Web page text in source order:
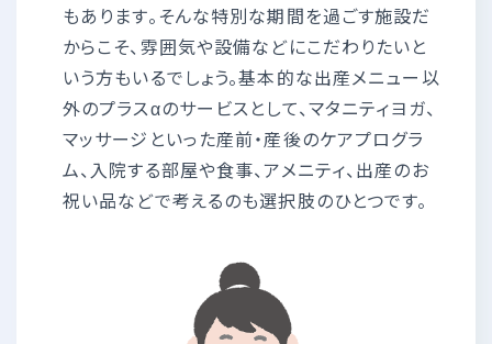
もあります。そんな特別な期間を過ごす施設だ
からこそ、雰囲気や設備などにこだわりたいと
いう方もいるでしょう。基本的な出産メニュー以
外のプラスαのサービスとして、マタニティヨガ、
マッサージといった産前・産後のケアプログラ
ム、入院する部屋や食事、アメニティ、出産のお
祝い品などで考えるのも選択肢のひとつです。